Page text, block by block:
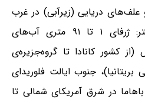
دریایی (زیرآبی) در غرب
اقیانوس اطلس [بازگویی بیشتر: ژرفای ۱ تا ۹۱ متری آب‌های
کشور کانادا تا گروه‌جزیره‌ی
بریتانیا)، جنوب ایالت فلوریدای
در شرق آمریکای شمالی تا